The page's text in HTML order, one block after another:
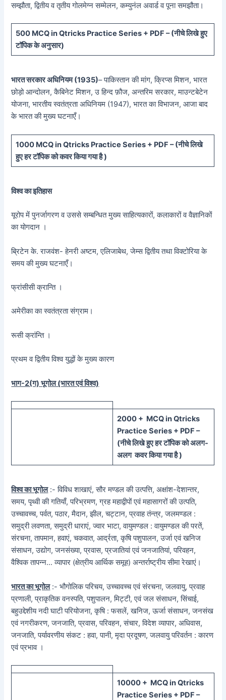
सम्झौता, द्वितीय व तृतीय गोलमेग्न सम्मेलन, कम्युनंल अवार्ड व पूना समझौता।
500 MCQ in Qtricks Practice Series + PDF – (नीचेलिखे हुए
टॉपिक के अनुसार)
भारत सरकार अधिनियम (1935)– पाकिस्तान की मांग, क्रिप्स मिशन, भारत
छोड़ो आन्दोलन, कैबिनेट मिशन, उ हिन्द फ़ौज, अन्तरिम सरकार, माउन्टबेटेन
योजना, भारतीय स्वतंत्रता अधिनियम (1947), भारत का विभाजन, आजा बाद
के भारत की मुख्य घटनाएँ।
1000 MCQ in Qtricks Practice Series + PDF – (नीचेलिखे
हुएहर टॉपिक को कवर किया गया है )
विश्व का इतिहास
यूरोप में पुनर्जागरण व उससे सम्बन्धित मुख्य साहित्यकारों, कलाकारों व वैज्ञानिकों
का योगदान ।
ब्रिटेन के. राजवंश- हेनरी अष्टम, एलिजाबेथ, जेम्स द्वितीय तथा विक्टोरिया के
समय की मुख्य घटनाएँ।
फ्रांसीसी क्रान्ति ।
अमेरीका का स्वतंत्रता संग्राम।
रूसी क्रांन्ति ।
प्रथम व द्वितीय विश्व युद्धों के मुख्य कारण
भाग-2(ग) भूगोल (भारत एवं विश्व)
2000 + MCQ in Qtricks
Practice Series + PDF –
(नीचेलिखे हुएहर टॉपिक कोअलग-
अलग कवर किया गया है )
विश्व का भूगोल:- विविध शाखाएं, सौर मण्डल की उत्पत्ति, अक्षांश-देशान्तर,
समय, पृथ्वी की गतियाँ, परिभ्रमण, ग्रह महाद्वीपों एवं महासागरों की उत्पति,
उच्चावच्च, पर्वत, पठार, मैदान, झील, चट्टान, प्रवाह तंन्त्र, जलमण्डल :
समुद्री लवणता, समुद्री धाराएं, ज्वार भाटा, वायुमण्डल : वायुमण्डल की परतें,
संरचना, तापमान, हवाएं, चकवात, आर्द्रता, कृषि पशुपालन, उर्जा एवं खनिज
संसाधन, उद्योग, जनसंख्या, प्रवास, प्रजातियां एवं जनजातियां, परिवहन,
वैश्विक तापन्न… व्यापार (क्षेत्रीय आर्थिक समूह) अन्तर्राष्ट्रीय सीमा रेखाएं।
भारत का भूगोल:- भौगोलिक परिचय, उच्चावच्च एवं संरचना, जलवायु, प्रवाह
प्रणाली, प्राकृतिक वनस्पति, पशुपालन, मिट्टी, एवं जल संसाधन, सिंचाई,
बहुउद्देशीय नदी घाटी परियोजना, कृषि : फसलें, खनिज, ऊर्जा संसाधन, जनसंख
एवं नगरीकरण, जनजाति, प्रवास, परिवहन, संचार, विदेश व्यापार, अधिवास,
जनजाति, पर्यावरणीय संकट : हवा, पानी, मृदा प्रदूषण, जलवायु परिवर्तन : कारण
एवं प्रभाव ।
10000 + MCQ in Qtricks
Practice Series + PDF –